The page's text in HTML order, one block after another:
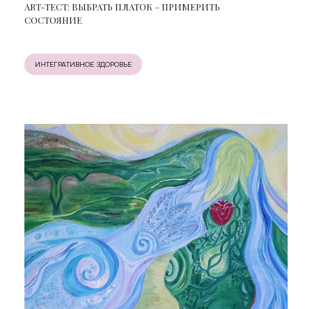
ART-ТЕСТ: ВЫБРАТЬ ПЛАТОК – ПРИМЕРИТЬ
СОСТОЯНИЕ
ИНТЕГРАТИВНОЕ ЗДОРОВЬЕ